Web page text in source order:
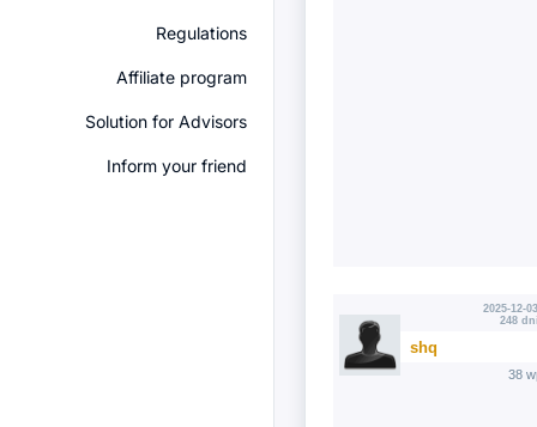
Regulations
Affiliate program
Solution for Advisors
Inform your friend
2025-12-
248
shq
38